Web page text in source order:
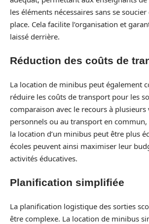
les éléments nécessaires sans se
place. Cela facilite l’organisation et
laissé derrière.
Réduction des coûts de
La location de minibus peut également
réduire les coûts de transport pour les
comparaison avec le recours à plusieurs
personnels ou au transport en
la location d’un minibus peut être plus
écoles peuvent ainsi maximiser leur
activités éducatives.
Planification simplifiée
La planification logistique des sorties
être complexe. La location de minibus